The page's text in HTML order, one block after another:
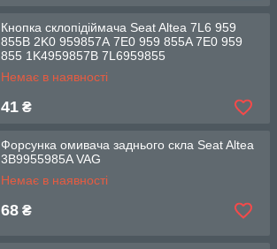
Кнопка склопідіймача Seat Altea 7L6 959
855B 2K0 959857A 7E0 959 855A 7E0 959
855 1K4959857B 7L6959855
Немає в наявності
41 ₴
Форсунка омивача заднього скла Seat Altea
3B9955985A VAG
Немає в наявності
68 ₴